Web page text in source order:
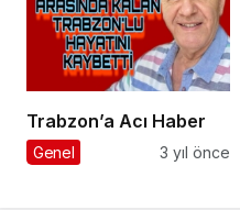
Trabzon’a Acı Haber
Genel 3 yıl önce